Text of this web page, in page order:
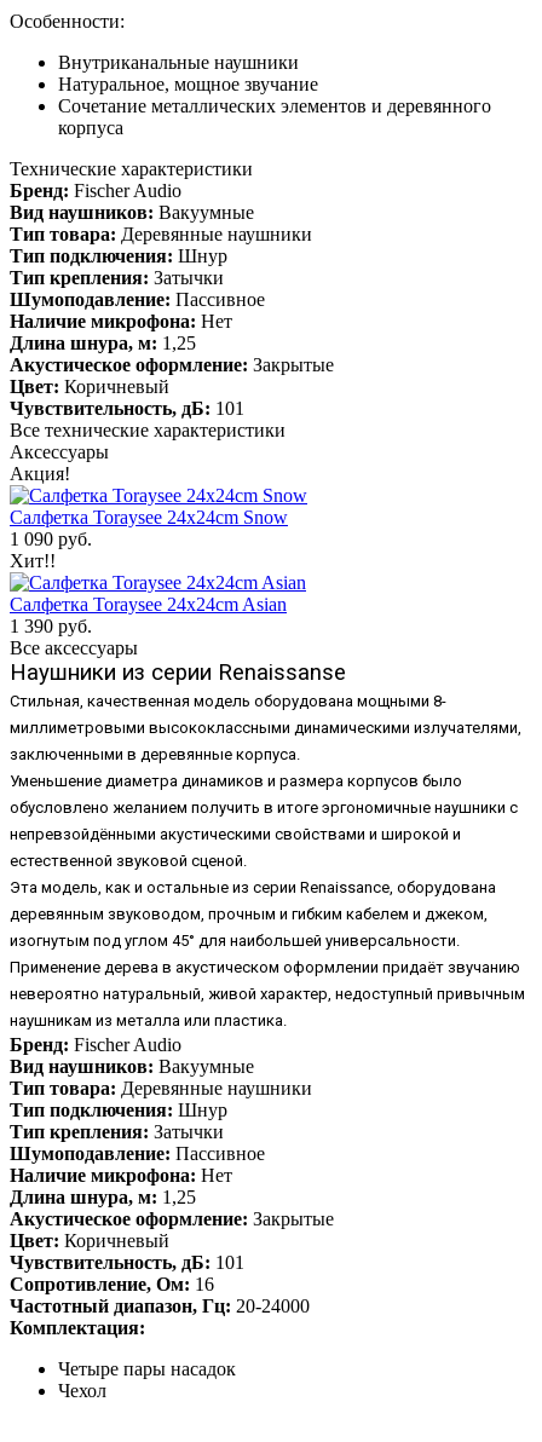
Особенности:
Внутриканальные наушники
Натуральное, мощное звучание
Сочетание металлических элементов и деревянного
корпуса
Технические характеристики
Бренд: Fischer Audio
Вид наушников: Вакуумные
Тип товара: Деревянные наушники
Тип подключения: Шнур
Тип крепления: Затычки
Шумоподавление: Пассивное
Наличие микрофона: Нет
Длина шнура, м: 1,25
Акустическое оформление: Закрытые
Цвет: Коричневый
Чувствительность, дБ: 101
Все технические характеристики
Аксессуары
Акция!
Салфетка Toraysee 24x24cm Snow
1 090 руб.
Хит!!
Салфетка Toraysee 24x24cm Asian
1 390 руб.
Все аксессуары
Наушники из серии Renaissanse
Стильная, качественная модель оборудована мощными 8-
миллиметровыми высококлассными динамическими излучателями,
заключенными в деревянные корпуса.
Уменьшение диаметра динамиков и размера корпусов было
обусловлено желанием получить в итоге эргономичные наушники с
непревзойдёнными акустическими свойствами и широкой и
естественной звуковой сценой.
Эта модель, как и остальные из серии Renaissance, оборудована
деревянным звуководом, прочным и гибким кабелем и джеком,
изогнутым под углом 45° для наибольшей универсальности.
Применение дерева в акустическом оформлении придаёт звучанию
невероятно натуральный, живой характер, недоступный привычным
наушникам из металла или пластика.
Бренд: Fischer Audio
Вид наушников: Вакуумные
Тип товара: Деревянные наушники
Тип подключения: Шнур
Тип крепления: Затычки
Шумоподавление: Пассивное
Наличие микрофона: Нет
Длина шнура, м: 1,25
Акустическое оформление: Закрытые
Цвет: Коричневый
Чувствительность, дБ: 101
Сопротивление, Ом: 16
Частотный диапазон, Гц: 20-24000
Комплектация:
Четыре пары насадок
Чехол